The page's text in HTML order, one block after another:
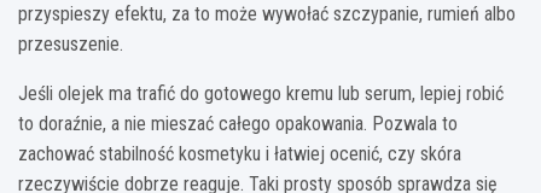
przyspieszy efektu, za to może wywołać szczypanie, rumień albo
przesuszenie.
Jeśli olejek ma trafić do gotowego kremu lub serum, lepiej robić
to doraźnie, a nie mieszać całego opakowania. Pozwala to
zachować stabilność kosmetyku i łatwiej ocenić, czy skóra
rzeczywiście dobrze reaguje. Taki prosty sposób sprawdza się